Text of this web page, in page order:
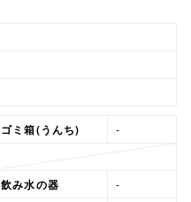
ゴミ箱(うんち) -
飲み水の器 -